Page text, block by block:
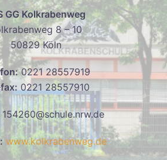
GG Kolkrabenweg
8 – 10
50829 Köln
0221 28557919
0221 28557910
154260@schule.nrw.de
www.kolkrabenweg.de